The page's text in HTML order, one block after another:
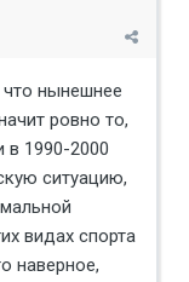
нынешнее
ровно то,
в 1990-2000
ситуацию,
видах спорта
наверное,